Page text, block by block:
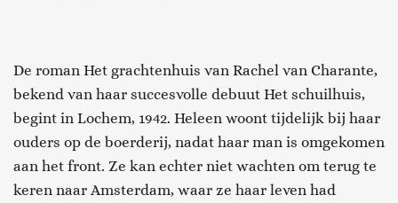
De roman Het grachtenhuis van Rachel van Charante,
bekend van haar succesvolle debuut Het schuilhuis,
begint in Lochem, 1942. Heleen woont tijdelijk bij haar
ouders op de boerderij, nadat haar man is omgekomen
aan het front. Ze kan echter niet wachten om terug te
keren naar Amsterdam, waar ze haar leven had